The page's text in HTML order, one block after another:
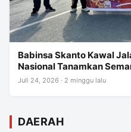
Babinsa Skanto Kawal
Nasional Tanamkan
Juli 24, 2026 · 2 minggu lalu
DAERAH